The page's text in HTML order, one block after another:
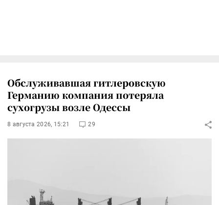
Обслуживавшая гитлеровскую
Германию компания потеряла
сухогрузы возле Одессы
8 августа 2026, 15:21 29